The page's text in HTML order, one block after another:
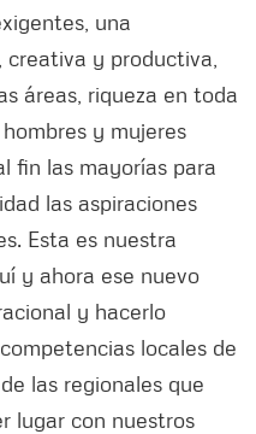
una
y productiva,
áreas, riqueza en toda
y mujeres
fin las mayorías para
las aspiraciones
Esta es nuestra
y ahora ese nuevo
y hacerlo
locales de
las regionales que
lugar con nuestros